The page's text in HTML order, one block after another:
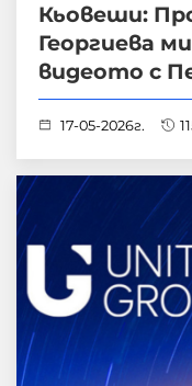
Кьовеши:
Георгиева
видеото с
17-05-2026г.